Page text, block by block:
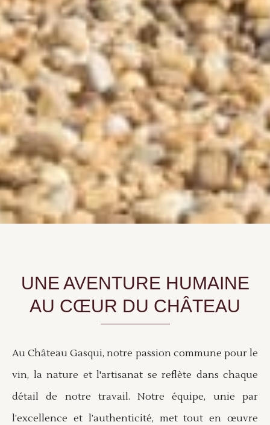
UNE AVENTURE HUMAINE
AU CŒUR DU CHÂTEAU
Au Château Gasqui, notre passion commune pour le
vin, la nature et l'artisanat se reflète dans chaque
détail de notre travail. Notre équipe, unie par
l’excellence et l’authenticité, met tout en œuvre